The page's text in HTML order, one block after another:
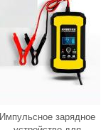
Импульсное зарядное